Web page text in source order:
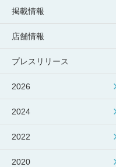
掲載情報
店舗情報
プレスリリース
2026
2024
2022
2020